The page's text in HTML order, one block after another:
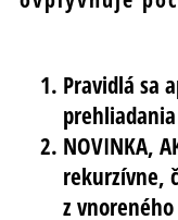
Pravidlá sa
NOVINKA,
rekurzívne,
z